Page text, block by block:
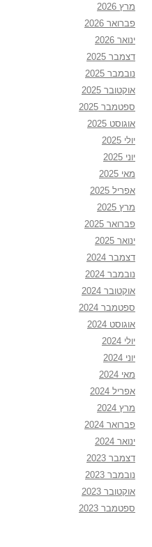
מרץ 2026
פברואר 2026
ינואר 2026
דצמבר 2025
נובמבר 2025
אוקטובר 2025
ספטמבר 2025
אוגוסט 2025
יולי 2025
יוני 2025
מאי 2025
אפריל 2025
מרץ 2025
פברואר 2025
ינואר 2025
דצמבר 2024
נובמבר 2024
אוקטובר 2024
ספטמבר 2024
אוגוסט 2024
יולי 2024
יוני 2024
מאי 2024
אפריל 2024
מרץ 2024
פברואר 2024
ינואר 2024
דצמבר 2023
נובמבר 2023
אוקטובר 2023
ספטמבר 2023